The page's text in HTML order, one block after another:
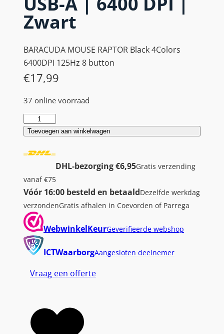
Zwart
BARACUDA MOUSE RAPTOR Black 4Colors
6400DPI 125Hz 8 button
€17,99
37 online voorraad
a
a
u
d
a
R
A
P
Toevoegen aan winkelwagen
DHL-bezorging €6,95Gratis verzending
vanaf €75
Vóór 16:00 besteld en betaaldDezelfde werkdag
verzondenGratis afhalen in Coevorden of Parrega
WebwinkelKeurGeverifieerde webshop
ICTWaarborgAangesloten deelnemer
Vraag een offerte